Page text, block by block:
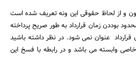
و از لحاظ حقوقی این ونه تعریف شده است
بوددن زمان قرارداد به طور صریح پرداخته
عنوان نمی شود. در نظر داشته باشید
خاصی وابسته می باشد و در رابطه با فسخ این